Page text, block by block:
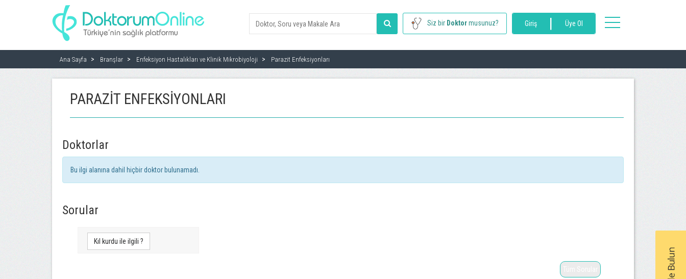
Siz bir Doktormusunuz? Giriş | Üye Ol
toggle
Ana Sayfa Branşlar Enfeksiyon Hastalıkları ve Klinik Mikrobiyoloji Parazit Enfeksiyonları
PARAZIT ENFEKSIYONLARI
Doktorlar
Bu ilgi alanına dahil hiçbir doktor bulunamadı.
Sorular
Kıl kurdu ile ilgili ?